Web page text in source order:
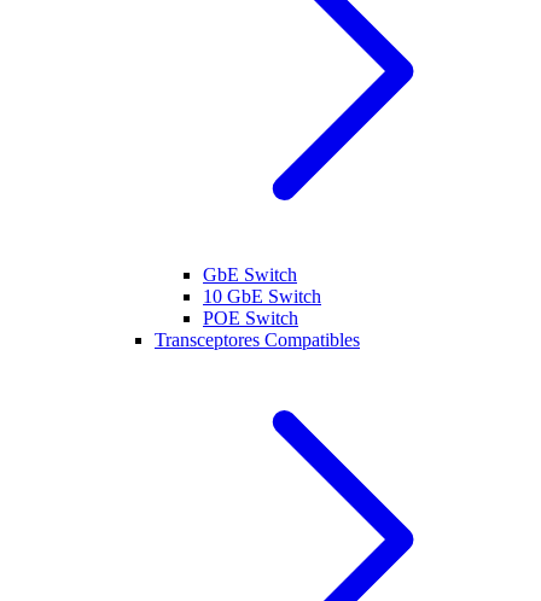
GbE Switch
10 GbE Switch
POE Switch
Transceptores Compatibles